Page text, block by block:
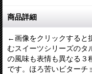
商品詳細
←画像をクリックすると
むスイーツシリーズのタ
の風味も表情も異なる３
です。ほろ苦いビターチ